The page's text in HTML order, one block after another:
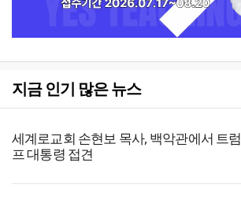
지금 인기 많은 뉴스
세계로교회 손현보 목사, 백악관에서 트럼
프 대통령 접견